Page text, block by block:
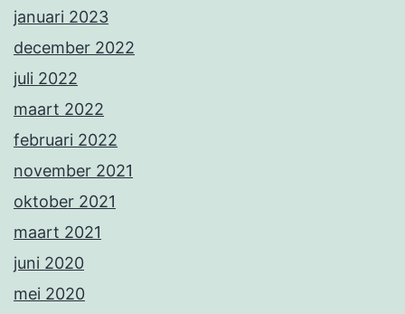
januari 2023
december 2022
juli 2022
maart 2022
februari 2022
november 2021
oktober 2021
maart 2021
juni 2020
mei 2020